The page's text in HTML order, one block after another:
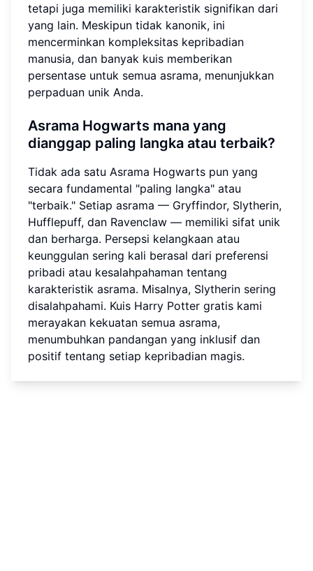
tetapi juga memiliki karakteristik signifikan dari
yang lain. Meskipun tidak kanonik, ini
mencerminkan kompleksitas kepribadian
manusia, dan banyak kuis memberikan
persentase untuk semua asrama, menunjukkan
perpaduan unik Anda.
Asrama Hogwarts mana yang
dianggap paling langka atau terbaik?
Tidak ada satu Asrama Hogwarts pun yang
secara fundamental "paling langka" atau
"terbaik." Setiap asrama — Gryffindor, Slytherin,
Hufflepuff, dan Ravenclaw — memiliki sifat unik
dan berharga. Persepsi kelangkaan atau
keunggulan sering kali berasal dari preferensi
pribadi atau kesalahpahaman tentang
karakteristik asrama. Misalnya, Slytherin sering
disalahpahami. Kuis Harry Potter gratis kami
merayakan kekuatan semua asrama,
menumbuhkan pandangan yang inklusif dan
positif tentang setiap kepribadian magis.